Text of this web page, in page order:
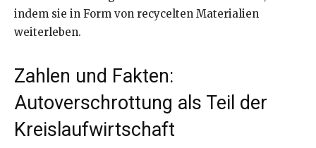
indem sie in Form von recycelten Materialien
weiterleben.
Zahlen und Fakten:
Autoverschrottung als Teil der
Kreislaufwirtschaft